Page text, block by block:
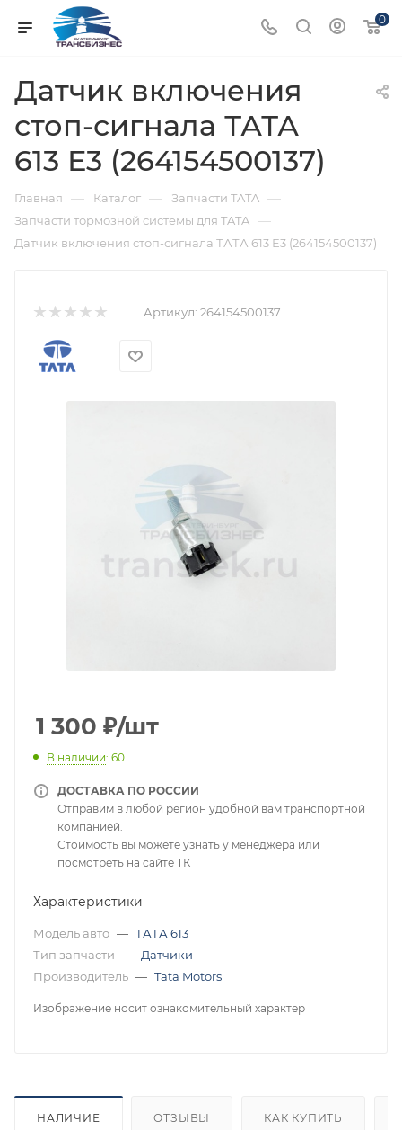
0
Датчик включения
стоп-сигнала ТАТА
613 Е3 (264154500137)
Главная — Каталог — Запчасти TATA —
Запчасти тормозной системы для TATA —
Датчик включения стоп-сигнала ТАТА 613 Е3 (264154500137)
Артикул: 264154500137
1 300 ₽/шт
В наличии: 60
ДОСТАВКА ПО РОССИИ
Отправим в любой регион удобной вам транспортной
компанией.
Стоимость вы можете узнать у менеджера или
посмотреть на сайте ТК
Характеристики
Модель авто — ТАТА 613
Тип запчасти — Датчики
Производитель — Tata Motors
Изображение носит ознакомительный характер
НАЛИЧИЕ ОТЗЫВЫ КАК КУПИТЬ